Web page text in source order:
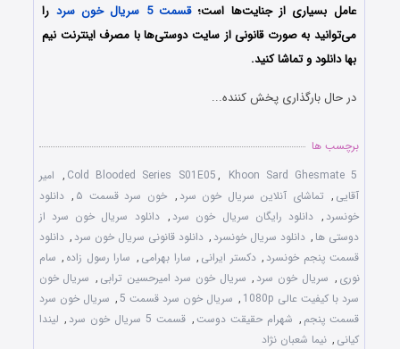
عامل بسیاری از جنایت‌ها است؛قسمت 5 سریال خون سرد
را
می‌توانید به صورت قانونی از سایت دوستی‌ها با مصرف اینترنت نیم
بها دانلود و تماشا کنید.
در حال بارگذاری پخش کننده...
برچسب ها
Cold Blooded Series S01E05, Khoon Sard Ghesmate 5
, امیر
آقایی , تماشای آنلاین سریال خون سرد , خون سرد قسمت ۵ , دانلود
خونسرد , دانلود رایگان سریال خون سرد , دانلود سریال خون سرد از
دوستی ها , دانلود سریال خونسرد , دانلود قانونی سریال خون سرد , دانلود
قسمت پنجم خونسرد , دکستر ایرانی , سارا بهرامی , سارا رسول زاده , سام
نوری , سریال خون سرد , سریال خون سرد امیرحسین ترابی , سریال خون
سرد با کیفیت عالی 1080p
, سریال خون سرد قسمت 5 , سریال خون سرد
قسمت پنجم , شهرام حقیقت دوست, قسمت 5 سریال خون سرد , لیندا
کیانی , نیما شعبان نژاد